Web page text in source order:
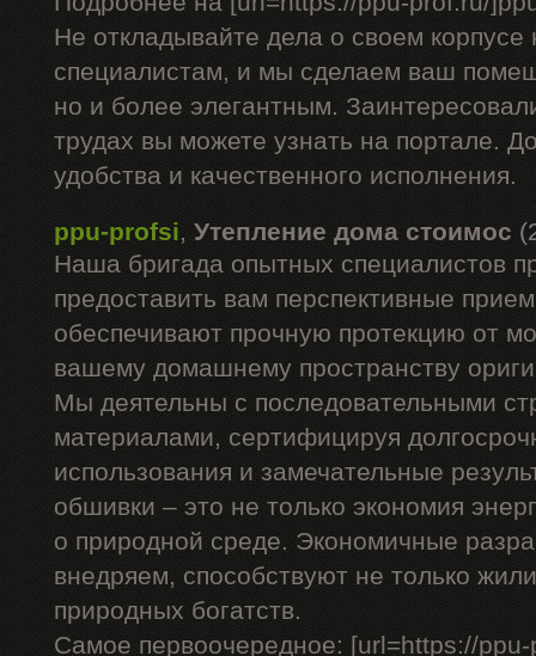
Не откладывайте дела о своем
специалистам, и мы сделаем ваш
но и более элегантным.
трудах вы можете узнать на портале.
удобства и качественного исполнения.
ppu-profsi, Утепление дома стоимос
Наша бригада опытных специалистов
предоставить вам перспективные
обеспечивают прочную протекцию от
вашему домашнему пространству
Мы деятельны с последовательными
материалами, сертифицируя
использования и замечательные
обшивки – это не только экономия
о природной среде. Экономичные
внедряем, способствуют не только
природных богатств.
Самое первоочередное: [url=https://